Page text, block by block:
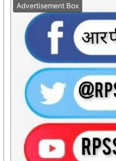
Advertisement Box